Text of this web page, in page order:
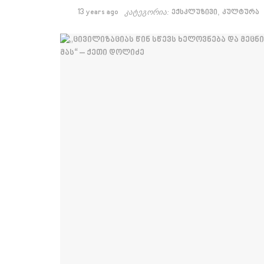
13 years ago კატეგორია: ექსკლუზივი, კულტურა